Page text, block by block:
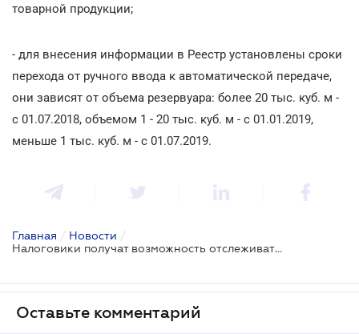
товарной продукции;
- для внесения информации в Реестр установлены сроки
перехода от ручного ввода к автоматической передаче,
они зависят от объема резервуара: более 20 тыс. куб. м -
с 01.07.2018, объемом 1 - 20 тыс. куб. м - с 01.01.2019,
меньше 1 тыс. куб. м - с 01.07.2019.
Главная / Новости /
Налоговики получат возможность отслеживать все перемещения легального топлива
Оставьте комментарий